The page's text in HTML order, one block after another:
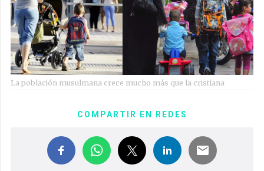
La población musulmana crece mucho más que la cristiana
COMPARTIR EN REDES